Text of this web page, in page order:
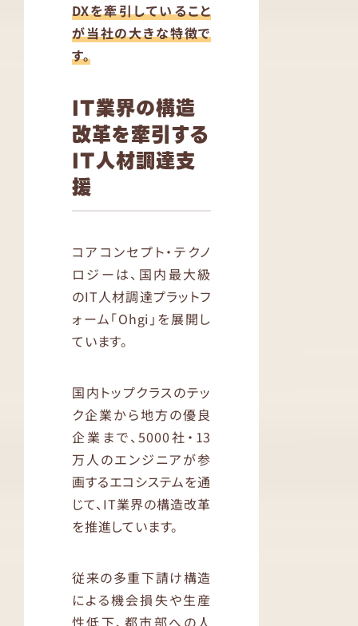
DXを牽引していること
が当社の大きな特徴で
す。
IT業界の構造
改革を牽引する
IT人材調達支
援
コアコンセプト・テクノ
ロジーは、国内最大級
のIT人材調達プラットフ
ォーム「Ohgi」を展開し
ています。
国内トップクラスのテッ
ク企業から地方の優良
企業まで、5000社・13
万人のエンジニアが参
画するエコシステムを通
じて、IT業界の構造改革
を推進しています。
従来の多重下請け構造
による機会損失や生産
性低下、都市部への人